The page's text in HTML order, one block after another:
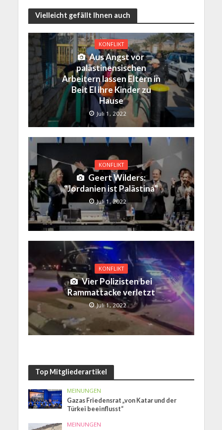
Vielleicht gefällt Ihnen auch
KONFLIKT
Aus Angst vor
palästinensischen
Arbeitern lassen Eltern in
Beit El ihre Kinder zu
Hause
Juli 1, 2022
KONFLIKT
Geert Wilders:
“Jordanien ist Palästina”
Juli 1, 2022
KONFLIKT
Vier Polizisten bei
Rammattacke verletzt
Juli 1, 2022
Top Mitgliederartikel
MEINUNGEN
Gazas Friedensrat „von Katar und der
Türkei beeinflusst“
MEINUNGEN